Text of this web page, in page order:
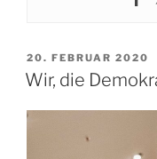
VERÖFFENTLICHT
AM
20. FEBRUAR 2020
Wir, die